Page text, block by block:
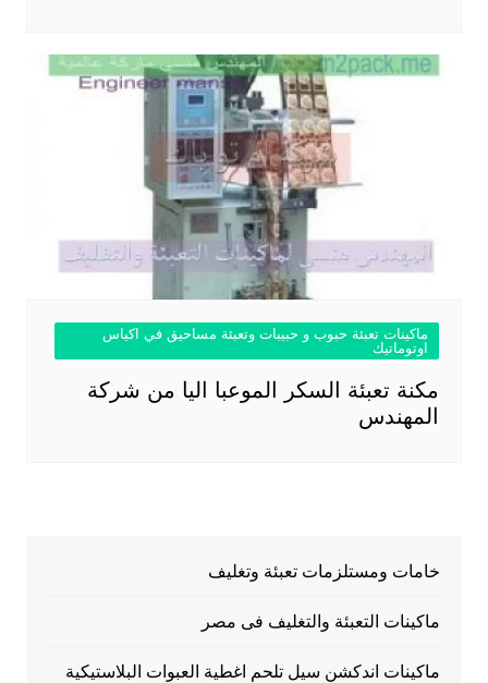
ماكينات تعبئة حبوب و حبيبات وتعبئة مساحيق في اكياس
اوتوماتيك
مكنة تعبئة السكر الموعبا اليا من شركة
المهندس
خامات ومستلزمات تعبئة وتغليف
ماكينات التعبئة والتغليف فى مصر
ماكينات اندكشن سيل تلحم اغطية العبوات البلاستيكية